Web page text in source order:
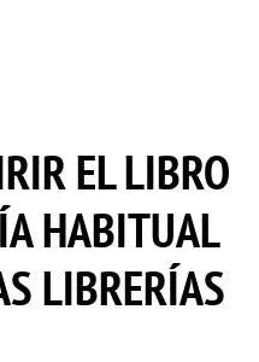
EL LIBRO
HABITUAL
LIBRERÍAS